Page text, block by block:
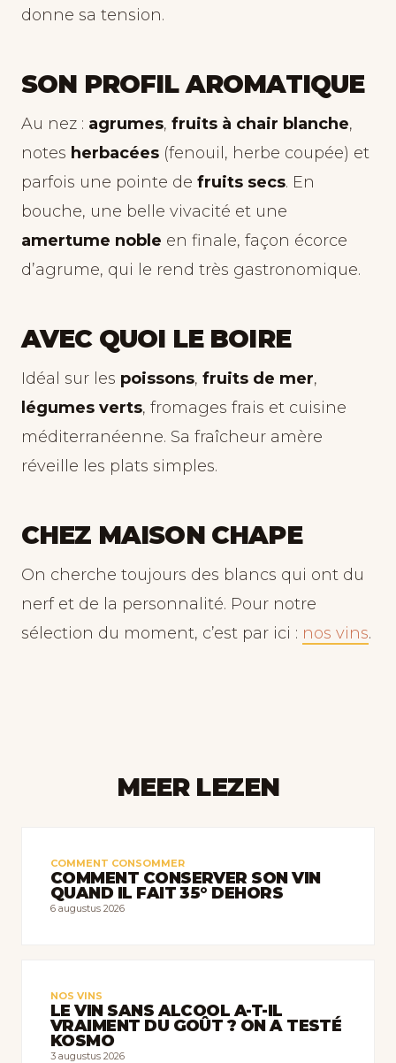
donne sa tension.
SON PROFIL AROMATIQUE
Au nez : agrumes, fruits à chair blanche,
notes herbacées (fenouil, herbe coupée) et
parfois une pointe de fruits secs. En
bouche, une belle vivacité et une
amertume noble en finale, façon écorce
d’agrume, qui le rend très gastronomique.
AVEC QUOI LE BOIRE
Idéal sur les poissons, fruits de mer,
légumes verts, fromages frais et cuisine
méditerranéenne. Sa fraîcheur amère
réveille les plats simples.
CHEZ MAISON CHAPE
On cherche toujours des blancs qui ont du
nerf et de la personnalité. Pour notre
sélection du moment, c’est par ici : nos vins.
MEER LEZEN
COMMENT CONSOMMER
COMMENT CONSERVER SON VIN
QUAND IL FAIT 35° DEHORS
6 augustus 2026
NOS VINS
LE VIN SANS ALCOOL A-T-IL
VRAIMENT DU GOÛT ? ON A TESTÉ
KOSMO
3 augustus 2026